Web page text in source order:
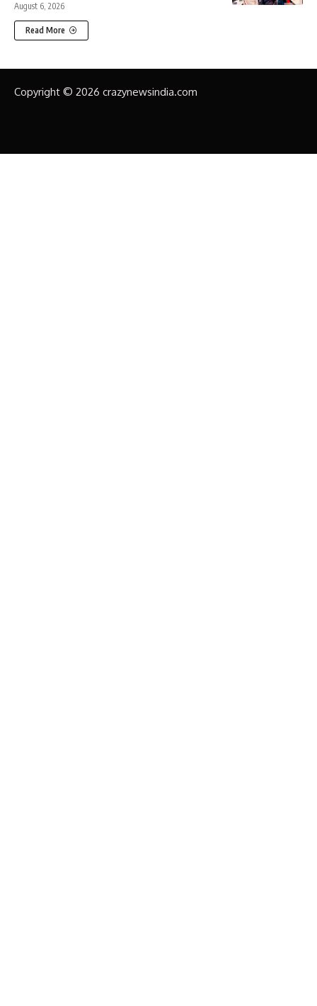
August 6, 2026
Read More
Copyright © 2026 crazynewsindia.com